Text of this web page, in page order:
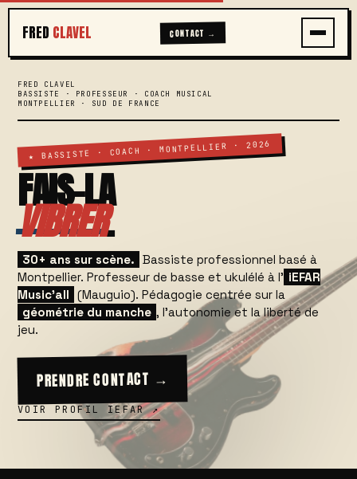
FRED CLAVEL CONTACT →
FRED CLAVEL
BASSISTE · PROFESSEUR · COACH MUSICAL
MONTPELLIER · SUD DE FRANCE
★ BASSISTE · COACH · MONTPELLIER · 2026
FAIS-LA
VIBRER.
30+ ans sur scène. Bassiste professionnel basé à
Montpellier. Professeur de basse et ukulélé à l' iEFAR
Music'all (Mauguio). Pédagogie centrée sur la
géométrie du manche , l'autonomie et la liberté de
jeu.
PRENDRE CONTACT →
VOIR PROFIL IEFAR ↗